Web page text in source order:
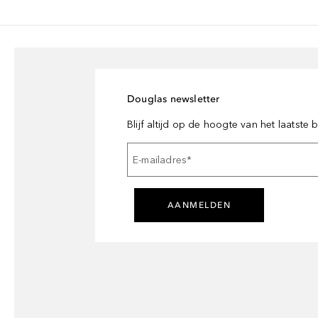
Douglas newsletter
Blijf altijd op de hoogte van het laatste
E-mailadres*
AANMELDEN